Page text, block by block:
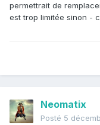
permettrait de
est trop limitée sinon -
Neomatix
Posté 5